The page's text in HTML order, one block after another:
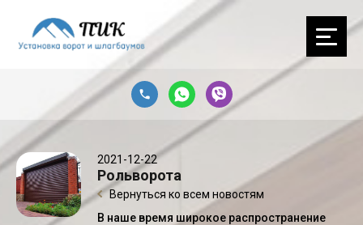
2021-12-22
Рольворота
Вернуться ко всем новостям
В наше время широкое распространение